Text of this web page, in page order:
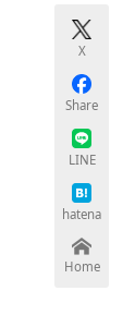
X
Share
LINE
hatena
Home